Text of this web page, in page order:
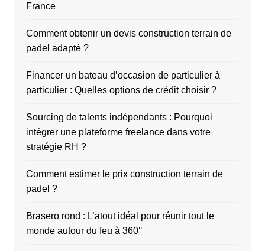
France
Comment obtenir un devis construction terrain de
padel adapté ?
Financer un bateau d’occasion de particulier à
particulier : Quelles options de crédit choisir ?
Sourcing de talents indépendants : Pourquoi
intégrer une plateforme freelance dans votre
stratégie RH ?
Comment estimer le prix construction terrain de
padel ?
Brasero rond : L’atout idéal pour réunir tout le
monde autour du feu à 360°